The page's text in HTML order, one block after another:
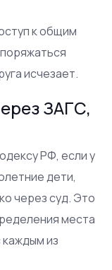
к общим
исчезает.
ЗАГС,
РФ, если у
дети,
через суд. Это
места
из